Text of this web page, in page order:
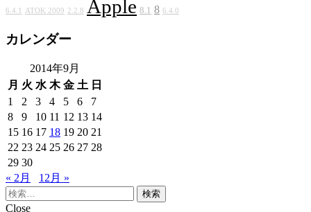
6.4.1 ATOK 2009 2.2.8 Apple 8.1 8 6.4.0
カレンダー
2014年9月
月 火 水 木 金 土 日
1
2 3 4 5 6
7
8
9 10 11 12 13 14
15 16 17 18 19 20 21
22 23 24 25 26 27 28
29 30
« 2月
12月 »
検
索:
Close